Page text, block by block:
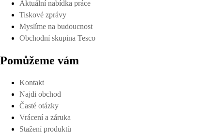
Aktuální nabídka práce
Tiskové zprávy
Myslíme na budoucnost
Obchodní skupina Tesco
Pomůžeme vám
Kontakt
Najdi obchod
Časté otázky
Vrácení a záruka
Stažení produktů